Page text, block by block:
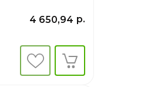
4 650,94 р.